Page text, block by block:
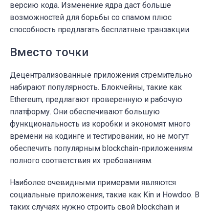
версию кода. Изменение ядра даст больше
возможностей для борьбы со спамом плюс
способность предлагать бесплатные транзакции.
Вместо точки
Децентрализованные приложения стремительно
набирают популярность. Блокчейны, такие как
Ethereum, предлагают проверенную и рабочую
платформу. Они обеспечивают большую
функциональность из коробки и экономят много
времени на кодинге и тестировании, но не могут
обеспечить популярным blockchain-приложениям
полного соответствия их требованиям.
Наиболее очевидными примерами являются
социальные приложения, такие как Kin и Howdoo. В
таких случаях нужно строить свой blockchain и